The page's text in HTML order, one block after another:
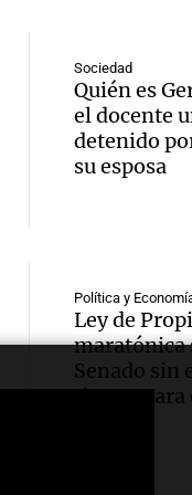
Panorama
Episodios
Boca,
donde
ser
La
Episodios
Audio.
sobre
alertó
Niño
más
Audio.
sigue
Sociedad
Quién es
el docente
detenido
su esposa
Política y
Ley de
maratónica
Senado sin
tierras